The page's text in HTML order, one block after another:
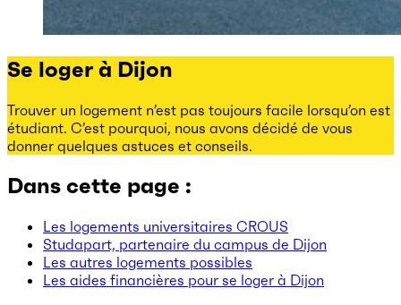
Se loger à Dijon
Trouver un logement n’est pas toujours facile lorsqu’on est
étudiant. C’est pourquoi, nous avons décidé de vous
donner quelques astuces et conseils.
Dans cette page :
Les logements universitaires CROUS
Studapart, partenaire du campus de Dijon
Les autres logements possibles
Les aides financières pour se loger à Dijon